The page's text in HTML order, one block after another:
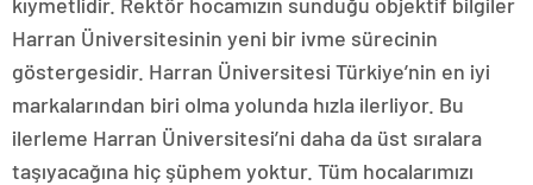
Harran Üniversitesinin yeni bir ivme sürecinin
göstergesidir. Harran Üniversitesi Türkiye’nin en iyi
markalarından biri olma yolunda hızla ilerliyor. Bu
ilerleme Harran Üniversitesi’ni daha da üst sıralara
taşıyacağına hiç şüphem yoktur. Tüm hocalarımızı